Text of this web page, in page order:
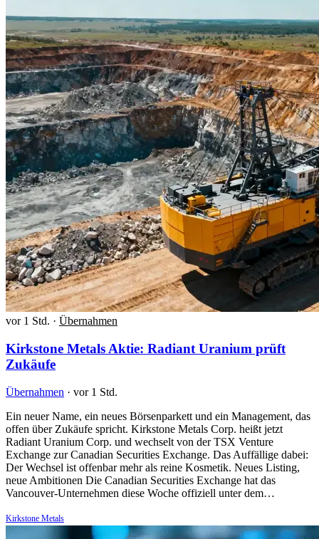
vor 1 Std. · Übernahmen
Kirkstone Metals Aktie: Radiant Uranium prüft
Zukäufe
Übernahmen · vor 1 Std.
Ein neuer Name, ein neues Börsenparkett und ein Management, das
offen über Zukäufe spricht. Kirkstone Metals Corp. heißt jetzt
Radiant Uranium Corp. und wechselt von der TSX Venture
Exchange zur Canadian Securities Exchange. Das Auffällige dabei:
Der Wechsel ist offenbar mehr als reine Kosmetik. Neues Listing,
neue Ambitionen Die Canadian Securities Exchange hat das
Vancouver-Unternehmen diese Woche offiziell unter dem…
Kirkstone Metals